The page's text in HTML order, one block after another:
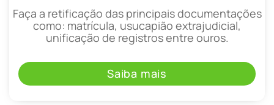
Faça a retificação das principais documentações
como: matrícula, usucapião extrajudicial,
unificação de registros entre ouros.
Saiba mais